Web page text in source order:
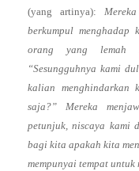
(yang artinya):
berkumpul
orang yang lemah
“Sesungguhnya kami
kalian menghindarkan
saja?” Mereka
petunjuk, niscaya kami
bagi kita apakah kita
mempunyai tempat